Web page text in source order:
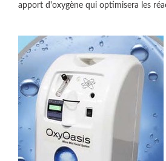
apport d'oxygène qui optimisera les